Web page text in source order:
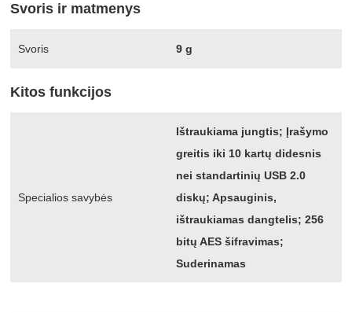
Svoris ir matmenys
Svoris 9 g
Kitos funkcijos
Specialios savybės
Ištraukiama jungtis; Įrašymo
greitis iki 10 kartų didesnis
nei standartinių USB 2.0
diskų; Apsauginis,
ištraukiamas dangtelis; 256
bitų AES šifravimas;
Suderinamas